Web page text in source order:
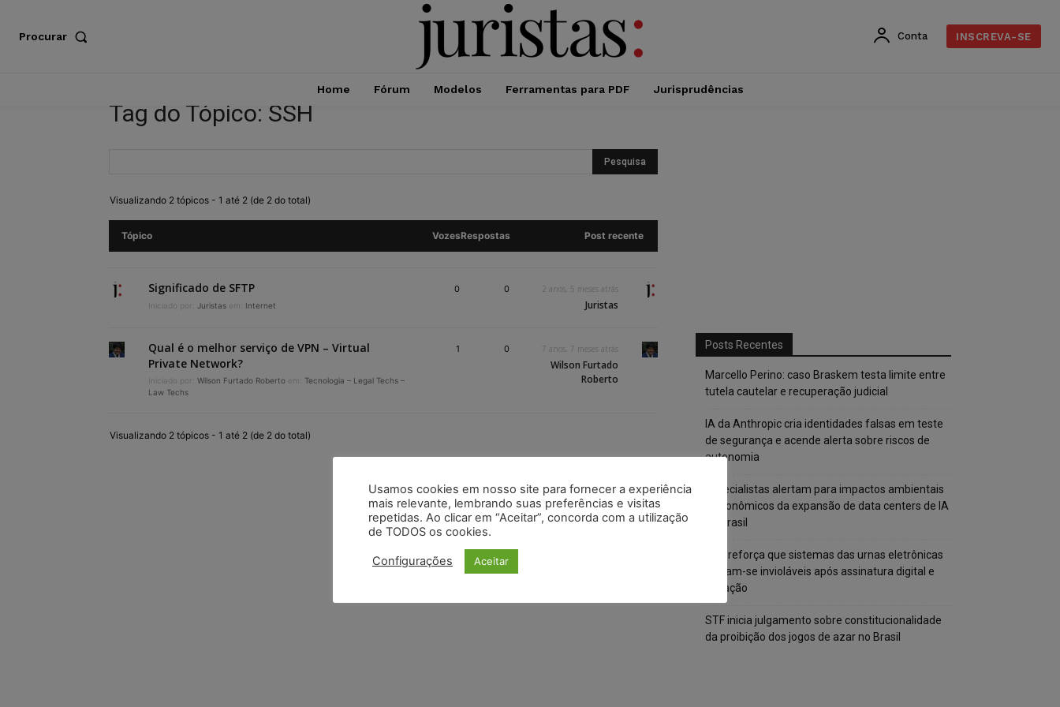
Procurar Conta INSCREVA-SE
Home Fórum Modelos Ferramentas para PDF Jurisprudências
Tag do Tópico: SSH
Visualizando 2 tópicos - 1 até 2 (de 2 do total)
Tópico VozesRespostas Post recente
Significado de SFTP
Iniciado por: Juristas em: Internet
0 0 2 anos, 5 meses atrás
Juristas
Qual é o melhor serviço de VPN – Virtual
Private Network?
Iniciado por: Wilson Furtado Roberto em: Tecnologia – Legal Techs –
Law Techs
1 0 7 anos, 7 meses atrás
Wilson Furtado
Roberto
Visualizando 2 tópicos - 1 até 2 (de 2 do total)
Posts Recentes
Marcello Perino: caso Braskem testa limite entre
tutela cautelar e recuperação judicial
IA da Anthropic cria identidades falsas em teste
de segurança e acende alerta sobre riscos de
autonomia
Especialistas alertam para impactos ambientais
e econômicos da expansão de data centers de IA
no Brasil
TSE reforça que sistemas das urnas eletrônicas
tornam-se invioláveis após assinatura digital e
lacração
STF inicia julgamento sobre constitucionalidade
da proibição dos jogos de azar no Brasil
Usamos cookies em nosso site para fornecer a experiência
mais relevante, lembrando suas preferências e visitas
repetidas. Ao clicar em “Aceitar”, concorda com a utilização
de TODOS os cookies.
Configurações Aceitar